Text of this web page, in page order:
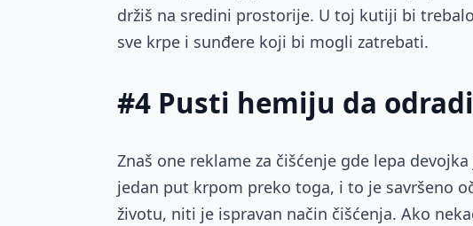
držiš na sredini prostorije. U toj kutiji bi
sve krpe i sunđere koji bi mogli zatrebati.
#4 Pusti hemiju da
Znaš one reklame za čišćenje gde lepa
jedan put krpom preko toga, i to je savršeno
životu, niti je ispravan način čišćenja. Ako